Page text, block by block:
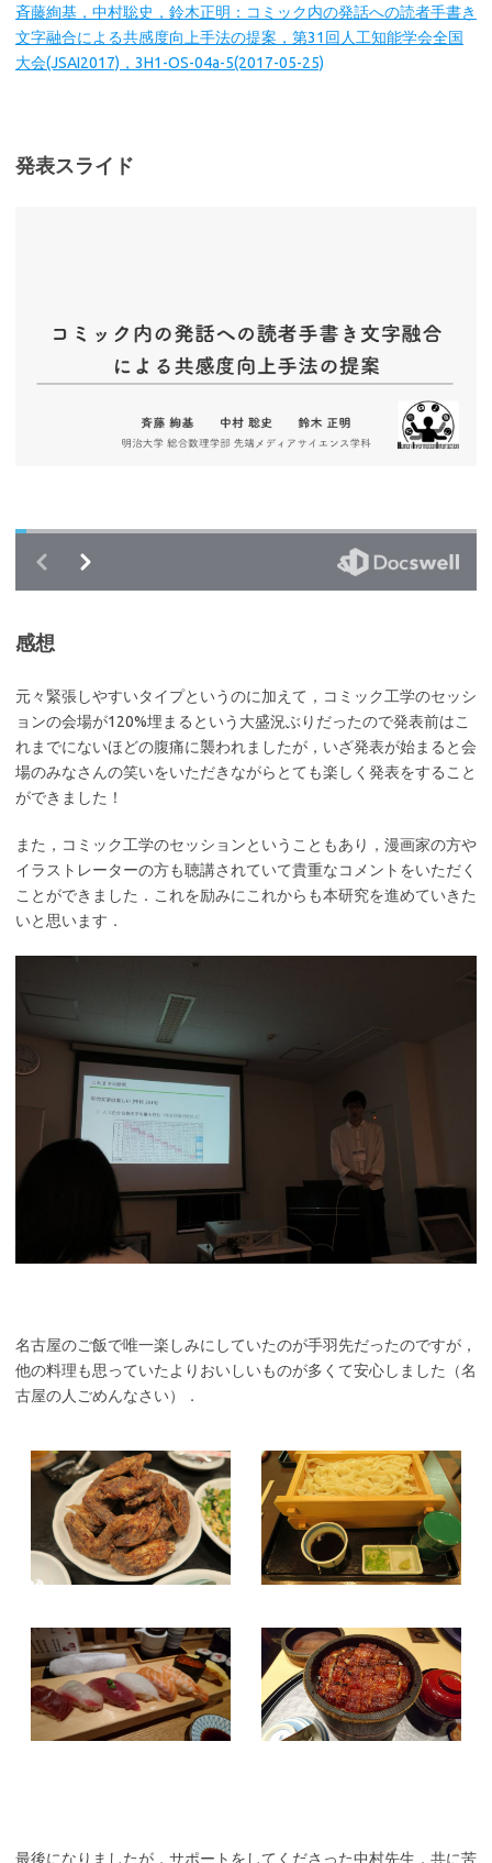
斉藤絢基，中村聡史，鈴木正明：コミック内の発話への読者手書き
文字融合による共感度向上手法の提案，第31回人工知能学会全国
大会(JSAI2017)，3H1-OS-04a-5(2017-05-25)
発表スライド
感想
元々緊張しやすいタイプというのに加えて，コミック工学のセッシ
ョンの会場が120%埋まるという大盛況ぶりだったので発表前はこ
れまでにないほどの腹痛に襲われましたが，いざ発表が始まると会
場のみなさんの笑いをいただきながらとても楽しく発表をすること
ができました！
また，コミック工学のセッションということもあり，漫画家の方や
イラストレーターの方も聴講されていて貴重なコメントをいただく
ことができました．これを励みにこれからも本研究を進めていきた
いと思います．
名古屋のご飯で唯一楽しみにしていたのが手羽先だったのですが，
他の料理も思っていたよりおいしいものが多くて安心しました（名
古屋の人ごめんなさい）．
最後になりましたが，サポートをしてくださった中村先生，共に苦